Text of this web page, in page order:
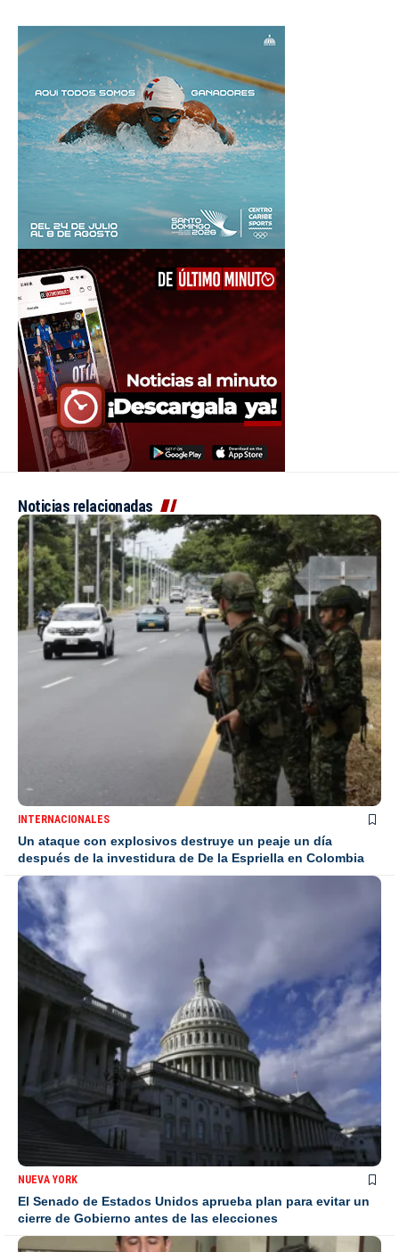
Noticias relacionadas
INTERNACIONALES
Un ataque con explosivos destruye un peaje un día
después de la investidura de De la Espriella en Colombia
NUEVA YORK
El Senado de Estados Unidos aprueba plan para evitar un
cierre de Gobierno antes de las elecciones